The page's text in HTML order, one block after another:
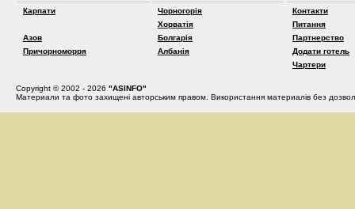
Карпати
Азов
Причорноморря
Чорногорія
Хорватія
Болгарія
Албанія
Контакти
Питання
Партнерство
Додати готель
Чартери
Copyright © 2002 - 2026 "ASINFO"
Материали та фото захищені авторським правом. Використання материалів без